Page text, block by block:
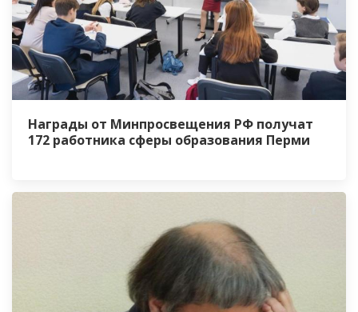
Награды от Минпросвещения РФ получат
172 работника сферы образования Перми